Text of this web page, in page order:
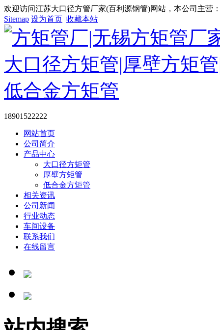
欢迎访问江苏大口径方管厂家(百利源钢管)网站，本公司主营
Sitemap 设为首页 收藏本站
18901522222
网站首页
公司简介
产品中心
大口径方矩管
厚壁方矩管
低合金方矩管
相关资讯
公司新闻
行业动态
车间设备
联系我们
在线留言